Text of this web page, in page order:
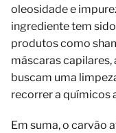
oleosidade e
ingrediente tem
produtos como
máscaras
buscam uma
recorrer a químicos
Em suma, o carvão